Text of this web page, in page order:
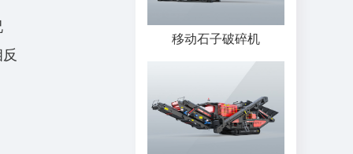
移动石子破碎机